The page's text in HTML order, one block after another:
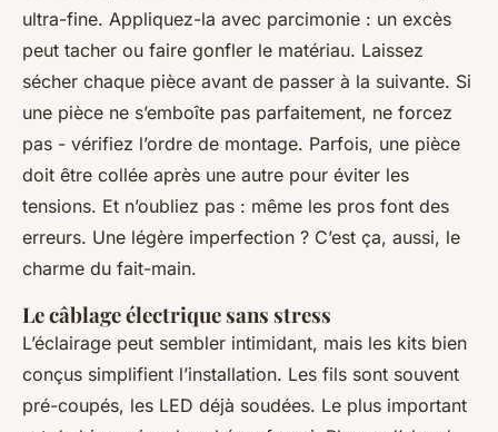
ultra-fine. Appliquez-la avec parcimonie : un excès
peut tacher ou faire gonfler le matériau. Laissez
sécher chaque pièce avant de passer à la suivante. Si
une pièce ne s’emboîte pas parfaitement, ne forcez
pas - vérifiez l’ordre de montage. Parfois, une pièce
doit être collée après une autre pour éviter les
tensions. Et n’oubliez pas : même les pros font des
erreurs. Une légère imperfection ? C’est ça, aussi, le
charme du fait-main.
Le câblage électrique sans stress
L’éclairage peut sembler intimidant, mais les kits bien
conçus simplifient l’installation. Les fils sont souvent
pré-coupés, les LED déjà soudées. Le plus important